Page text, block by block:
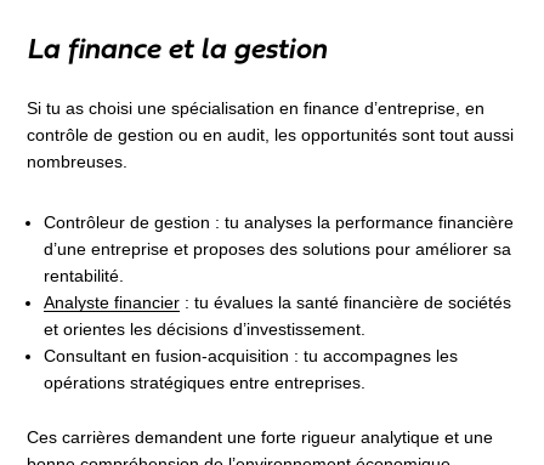
La finance et la gestion
Si tu as choisi une spécialisation en finance d’entreprise, en
contrôle de gestion ou en audit, les opportunités sont tout aussi
nombreuses.
Contrôleur de gestion : tu analyses la performance financière
d’une entreprise et proposes des solutions pour améliorer sa
rentabilité.
Analyste financier : tu évalues la santé financière de sociétés
et orientes les décisions d’investissement.
Consultant en fusion-acquisition : tu accompagnes les
opérations stratégiques entre entreprises.
Ces carrières demandent une forte rigueur analytique et une